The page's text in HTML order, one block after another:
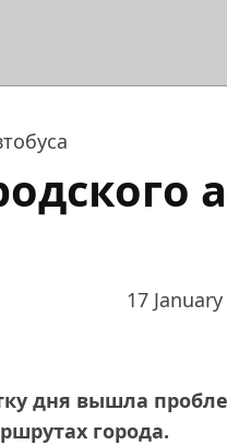
17 January
дня вышла
города.